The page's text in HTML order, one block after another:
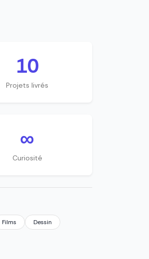
10
Projets livrés
∞
Curiosité
Films
Dessin